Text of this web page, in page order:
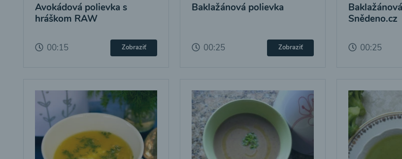
Avokádová polievka s
hráškom RAW
00:15 Zobraziť
Baklažánová polievka
00:25 Zobraziť
Snědeno.cz
00:25